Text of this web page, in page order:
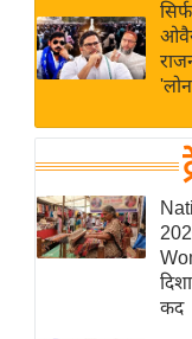
ई-पेपर
मिसाल
शख्सियत
यंग इंडिया
साहित्य
ऑटो वर्ल्ड
न्यूज ब्रीफ
बॉलीवुड
'लोन
कद